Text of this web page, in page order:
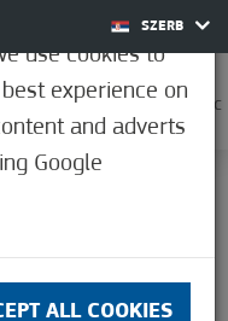
SZERB
37,3°C
ZA 10
use cookies to
experience on
and adverts
Google
ALL COOKIES